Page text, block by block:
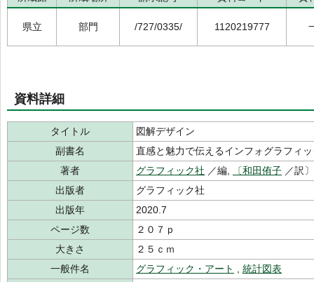
県立 部門 /727/0335/ 1120219777
資料詳細
タイトル
図解デザイン
副書名
直感と魅力で伝えるインフォグラフィ
著者
グラフィック社 ／編, 〔和田侑子 ／訳
出版者
グラフィック社
出版年
2020.7
ページ数
２０７ｐ
大きさ
２５ｃｍ
一般件名
グラフィック・アート
統計図表